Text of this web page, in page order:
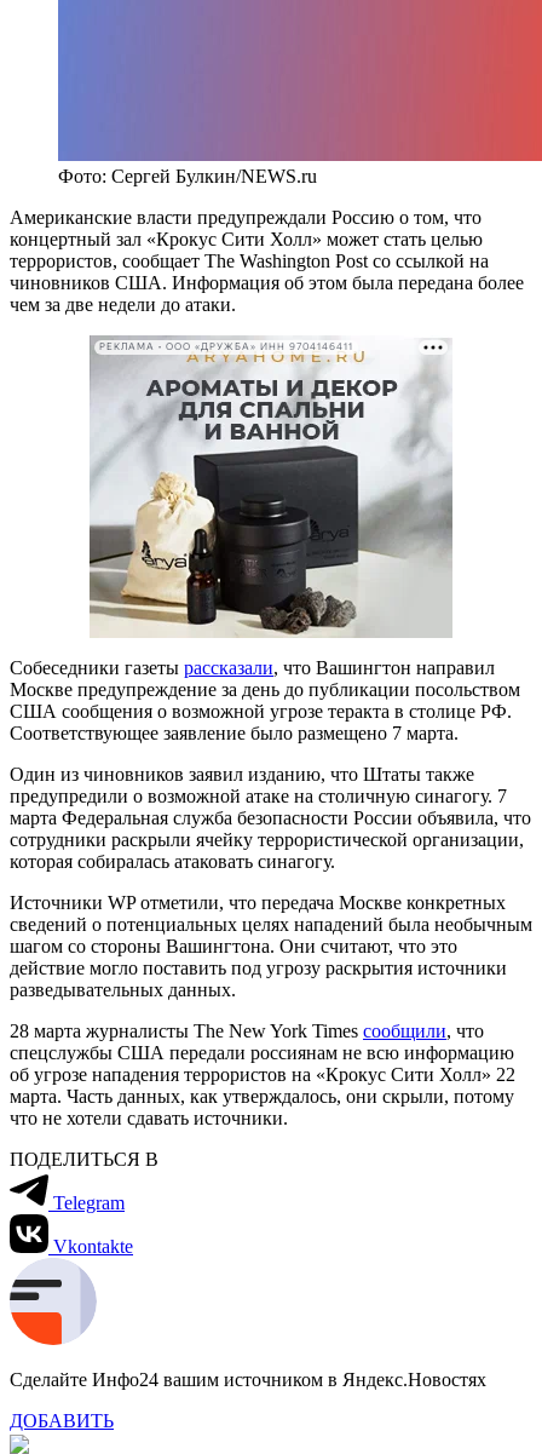
Фото: Сергей Булкин/NEWS.ru
Американские власти предупреждали Россию о том, что
концертный зал «Крокус Сити Холл» может стать целью
террористов, сообщает The Washington Post со ссылкой на
чиновников США. Информация об этом была передана более
чем за две недели до атаки.
РЕКЛАМА • ООО «ДРУЖБА» ИНН 9704146411
Собеседники газеты рассказали, что Вашингтон направил
Москве предупреждение за день до публикации посольством
США сообщения о возможной угрозе теракта в столице РФ.
Соответствующее заявление было размещено 7 марта.
Один из чиновников заявил изданию, что Штаты также
предупредили о возможной атаке на столичную синагогу. 7
марта Федеральная служба безопасности России объявила, что
сотрудники раскрыли ячейку террористической организации,
которая собиралась атаковать синагогу.
Источники WP отметили, что передача Москве конкретных
сведений о потенциальных целях нападений была необычным
шагом со стороны Вашингтона. Они считают, что это
действие могло поставить под угрозу раскрытия источники
разведывательных данных.
28 марта журналисты The New York Times сообщили, что
спецслужбы США передали россиянам не всю информацию
об угрозе нападения террористов на «Крокус Сити Холл» 22
марта. Часть данных, как утверждалось, они скрыли, потому
что не хотели сдавать источники.
ПОДЕЛИТЬСЯ В
Telegram
Vkontakte
Сделайте Инфо24 вашим источником в Яндекс.Новостях
ДОБАВИТЬ